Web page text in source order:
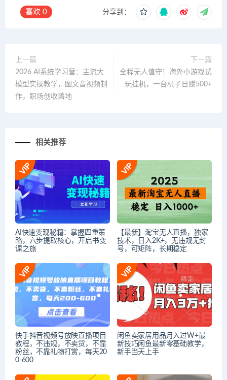
喜欢 0 分享到：
上一篇
2026 AI系统学习营：主流大
模型实操教学，图文音视频制
作，职场创收落地
下一篇
全程无人值守！海外小游戏试
玩挂机，一台机子日赚500+
相关推荐
AI快速变现秘籍：掌握四重策
略，六步提取核心，开启书变
课之旅
【最新】淘宝无人直播，独家
技术，日入2K+，无违规无封
号，可矩阵，长期稳定
快手抖音视频号放映直播项目
教程，不违规，不卖货，不靠
粉丝，不靠礼物打赏，每天20
0-600
闲鱼卖家居用品月入过W+最
新技巧闲鱼最新零基础教学，
新手当天上手